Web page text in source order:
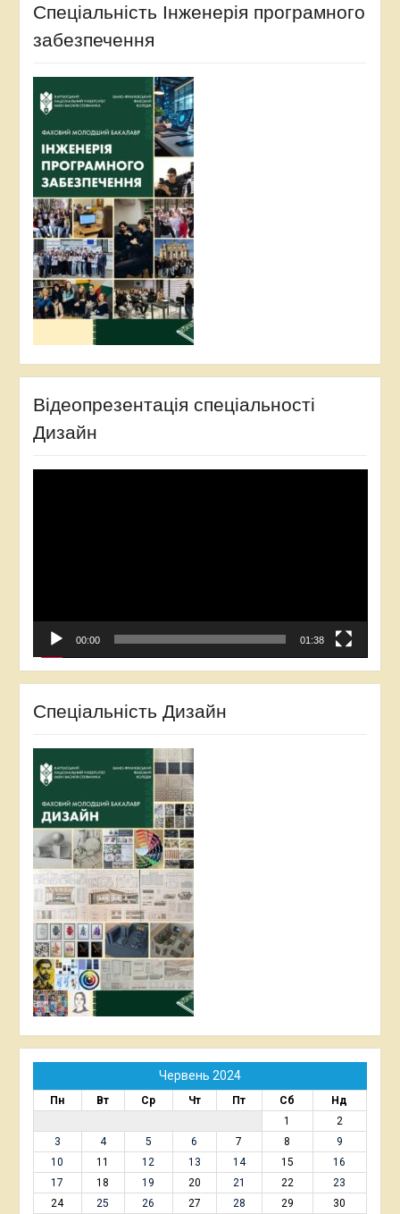
Спеціальність Інженерія програмного
забезпечення
Відеопрезентація спеціальності
Дизайн
00:00 01:38
Спеціальність Дизайн
Червень 2024
Пн Вт Ср Чт Пт Сб
Нд
1
2
3
4 5 6 7 8
9
10
11 12 13 14 15
16
17
18 19 20 21 22
23
24
25 26 27 28 29 30